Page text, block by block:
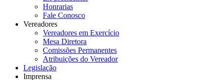
Honrarias
Fale Conosco
Vereadores
Vereadores em Exercício
Mesa Diretora
Comissões Permanentes
Atribuições do Vereador
Legislação
Imprensa